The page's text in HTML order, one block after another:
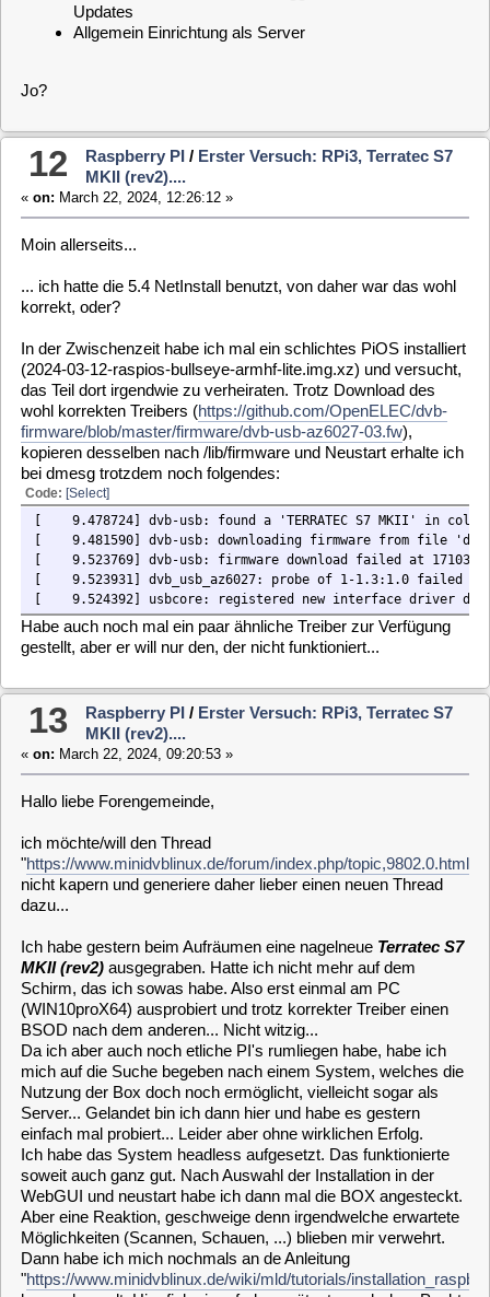
Ich habe gestern beim Aufräumen eine nagelneue
MKII (rev2)ausgegraben. Hatte ich nicht mehr auf dem
BSOD nach dem anderen... Nicht witzig...
mich auf die Suche begeben nach einem System, welches die
Nutzung der Box doch noch ermöglicht, vielleicht sogar als
Server... Gelandet bin ich dann hier und habe es gestern
einfach mal probiert... Leider aber ohne wirklichen Erfolg.
Ich habe das System headless aufgesetzt. Das funktionierte
soweit auch ganz gut. Nach Auswahl der Installation in der
Aber eine Reaktion, geschweige denn irgendwelche erwartete
Dann habe ich mich nochmals an de Anleitung
"https://www.minidvblinux.de/wiki/mld/tutorials/installation_raspberry_als_server
lang gehangelt. Hier fiel mir auf, das spätestens ab dem Punkt
paar Pakete und andere fliegen raus:" deutlich Probleme
auftreten und auch irgendwie den anderen Anleitungen
widersprechen. Spätestens am Punkt "opkg install dvb" ist
schulz; lässt sich nicht installieren.
Da ich nun aufgrund der sich teils widersprechenden
Anleitungen etwas ratlos bin, würde ich mich freuen, wenn
mich mal jemand an die Hand nimmt und mich hier von ganz
vorne durch die Aktion leitet... Derweil mache ich die SD-Karte
mal platt und bereite die für die Aufnahme ... welcher Version?
vor...
Letztlich möchte ich dann die S7 zusammen mit dem PI auf
dem Dachboden an den Balken tackern und dann lediglich von
einem beliebigen System aus im LAN einfach nur schauen...
Aufzeichnungen sind nicht geplant...